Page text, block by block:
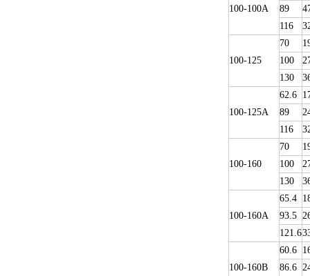
100-100A
89
116
100-125
70
100
130
100-125A
62.6
89
116
100-160
70
100
130
100-160A
65.4
93.5
121.6
100-160B
60.6
86.6